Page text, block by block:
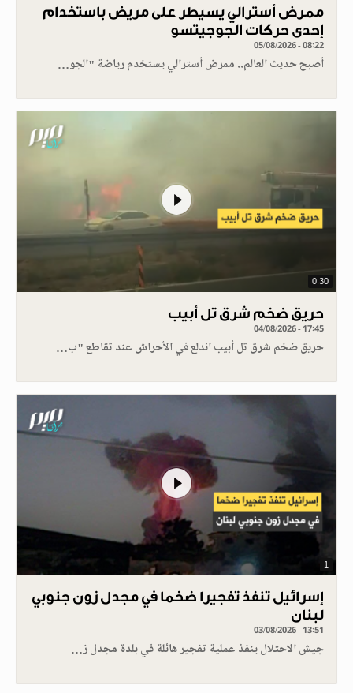
ممرض أسترالي يسيطر على مريض باستخدام
إحدى حركات الجوجيتسو
05/08/2026 - 08:22
أصبح حديث العالم.. ممرض أسترالي يستخدم رياضة "الجو…
0.30
حريق ضخم شرق تل أبيب
04/08/2026 - 17:45
حريق ضخم شرق تل أبيب اندلع في الأحراش عند تقاطع "ب…
1
إسرائيل تنفذ تفجيرا ضخما في مجدل زون جنوبي
لبنان
03/08/2026 - 13:51
جيش الاحتلال ينفذ عملية تفجير هائلة في بلدة مجدل ز…